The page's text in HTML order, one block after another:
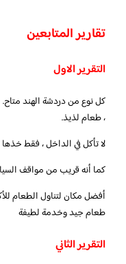
تقارير المتابعين
التقرير الاول
كل نوع من دردشة الهند
، طعام لذيذ.
لا تأكل في الداخل ، فقط خذها
كما أنه قريب من مواقف
أفضل مكان لتناول الطعام
طعام جيد وخدمة لطيفة
التقرير الثاني